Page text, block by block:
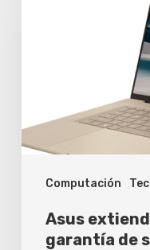
Computación
de
laptops
consumo
Asus
garantía de